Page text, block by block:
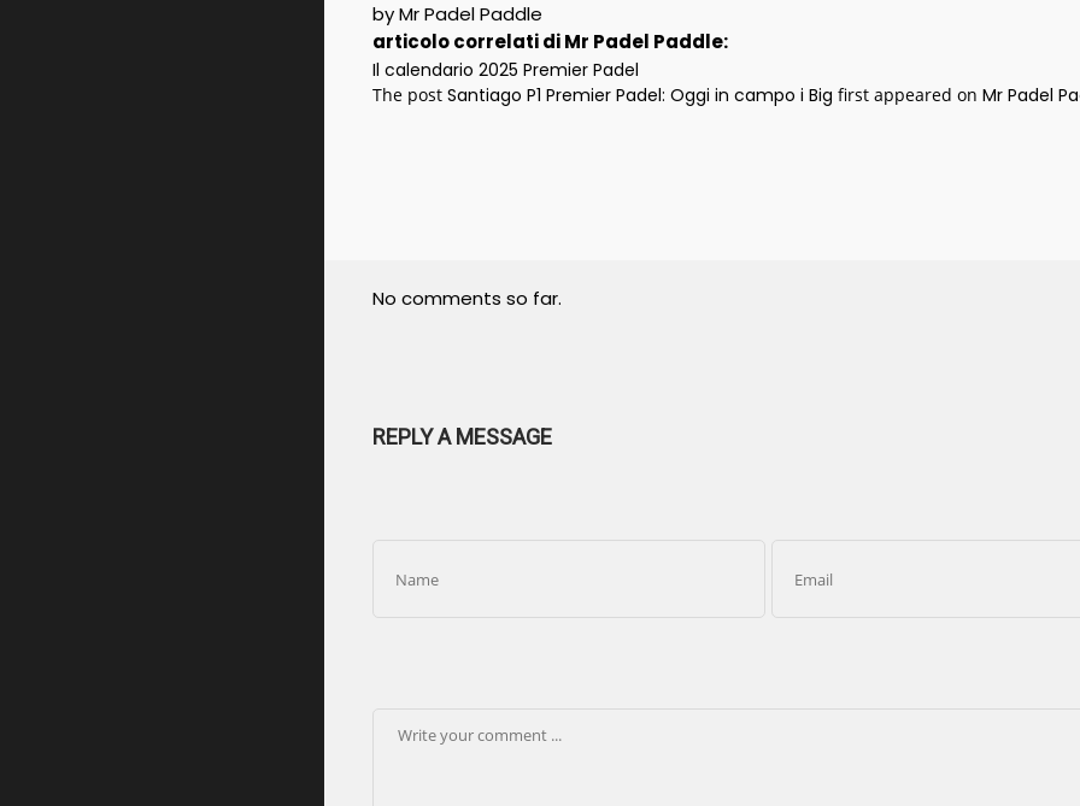
by Mr Padel Paddle
articolo correlati di Mr Padel Paddle:
Il calendario 2025 Premier Padel
The post Santiago P1 Premier Padel: Oggi in campo i Big first appeared on Mr Padel
No comments so far.
REPLY A MESSAGE